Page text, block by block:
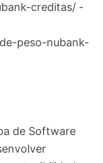
creditas/ -
peso-nubank-
de Software